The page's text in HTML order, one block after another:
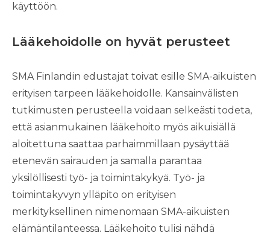
käyttöön.
Lääkehoidolle on hyvät perusteet
SMA Finlandin edustajat toivat esille SMA-aikuisten
erityisen tarpeen lääkehoidolle. Kansainvälisten
tutkimusten perusteella voidaan selkeästi todeta,
että asianmukainen lääkehoito myös aikuisiällä
aloitettuna saattaa parhaimmillaan pysäyttää
etenevän sairauden ja samalla parantaa
yksilöllisesti työ- ja toimintakykyä. Työ- ja
toimintakyvyn ylläpito on erityisen
merkityksellinen nimenomaan SMA-aikuisten
elämäntilanteessa. Lääkehoito tulisi nähdä